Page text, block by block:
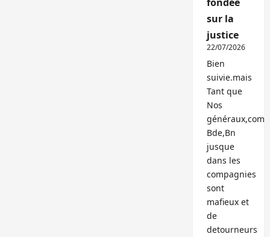
sur la
justice
22/07/2026
Bien
suivie.mais
Tant que
Nos
généraux,com
Bde,Bn
jusque
dans les
compagnies
sont
mafieux et
de
detourneurs